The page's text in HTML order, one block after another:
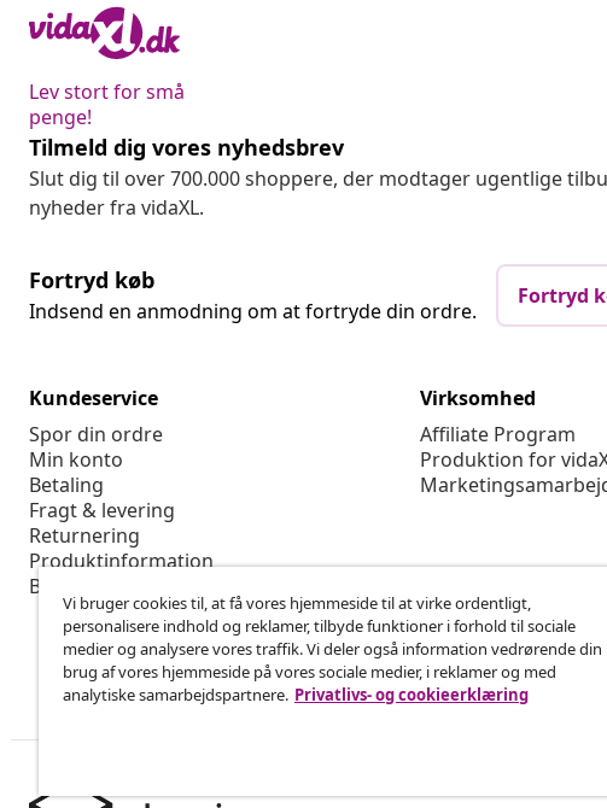
Lev stort for små
penge!
Tilmeld dig vores nyhedsbrev
Slut dig til over 700.000 shoppere, der modtager ugentlige
nyheder fra vidaXL.
Fortryd køb
Indsend en anmodning om at fortryde din ordre.
Fortryd
Kundeservice
Spor din ordre
Min konto
Betaling
Fragt & levering
Returnering
Produktinformation
Bestilling
Virksomhed
Affiliate Program
Produktion for
Vi bruger cookies til, at få vores hjemmeside til at virke ordentligt,
personalisere indhold og reklamer, tilbyde funktioner i forhold til sociale
medier og analysere vores traffik. Vi deler også information vedrørende din
brug af vores hjemmeside på vores sociale medier, i reklamer og med
analytiske samarbejdspartnere. Privatlivs- og cookieerklæring